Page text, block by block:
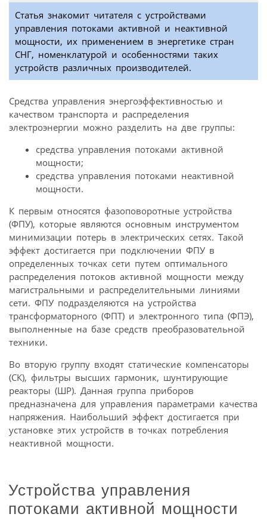
Статья знакомит читателя с устройствами
управления потоками активной и неактивной
мощности, их применением в энергетике стран
СНГ, номенклатурой и особенностями таких
устройств различных производителей.
Средства управления энергоэффективностью и
качеством транспорта и распределения
электроэнергии можно разделить на две группы:
средства управления потоками активной
мощности;
средства управления потоками неактивной
мощности.
К первым относятся фазоповоротные устройства
(ФПУ), которые являются основным инструментом
минимизации потерь в электрических сетях. Такой
эффект достигается при подключении ФПУ в
определенных точках сети путем оптимального
распределения потоков активной мощности между
магистральными и распределительными линиями
сети. ФПУ подразделяются на устройства
трансформаторного (ФПТ) и электронного типа (ФПЭ),
выполненные на базе средств преобразовательной
техники.
Во вторую группу входят статические компенсаторы
(СК), фильтры высших гармоник, шунтирующие
реакторы (ШР). Данная группа приборов
предназначена для управления параметрами качества
напряжения. Наибольший эффект достигается при
установке этих устройств в точках потребления
неактивной мощности.
Устройства управления
потоками активной мощности